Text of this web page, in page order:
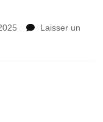
Laisser un